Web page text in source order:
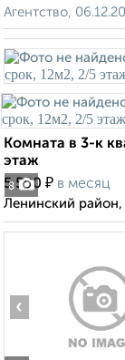
Агентство,
8
Комната в 3-к
этаж
5 500 ₽ в месяц
Ленинский
‹